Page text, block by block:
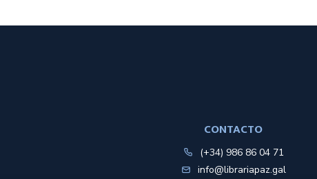
CONTACTO
(+34) 986 86 04 71
info@librariapaz.gal